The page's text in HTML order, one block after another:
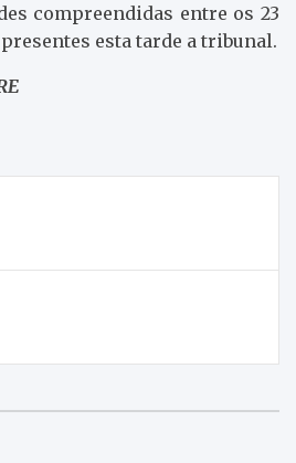
compreendidas entre os 23
presentes esta tarde a tribunal.